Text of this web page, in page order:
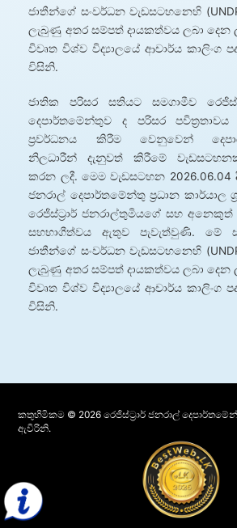
ජාතීන්ගේ සංවර්ධන වැඩසටහනෙහි
ලැබුණු අතර සම්පත් දායකත්වය ලබා දෙන
විවෘත විශ්ව විද්‍යාලයේ ආචාර්ය කාලිංග
විසිනි.
ජාතික පරිසර සතියට සමගාමීව
දෙපාර්තමේන්තුව ද පරිසර
ප්‍රවර්ධනය කිරීම වෙනුවෙන්
නිලධාරීන් දැනුවත් කිරීමේ
කරන ලදී. මෙම වැඩසටහන 2026.06.04
ජනරාල් දෙපාර්තමේන්තු ප්‍රධාන කාර්යාල
රෙජිස්ට්‍රාර් ජනරාල්තුමියගේ සහ
සහභාගීත්වය ඇතුව පැවැත්වුණි. මේ
ජාතීන්ගේ සංවර්ධන වැඩසටහනෙහි
ලැබුණු අතර සම්පත් දායකත්වය ලබා දෙන
විවෘත විශ්ව විද්‍යාලයේ ආචාර්ය කාලිංග
විසිනි.
කතුහිමිකම © 2026 රෙජිස්ට්‍රාර් ජනරාල්
ඇවිරිනි.